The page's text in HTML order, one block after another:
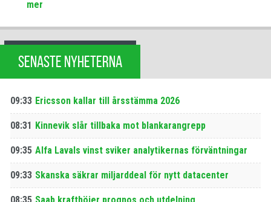
mer
SENASTE NYHETERNA
09:33 Ericsson kallar till årsstämma 2026
08:31 Kinnevik slår tillbaka mot blankarangrepp
09:35 Alfa Lavals vinst sviker analytikernas förväntningar
09:33 Skanska säkrar miljarddeal för nytt datacenter
08:35 Saab krafthöjer prognos och utdelning